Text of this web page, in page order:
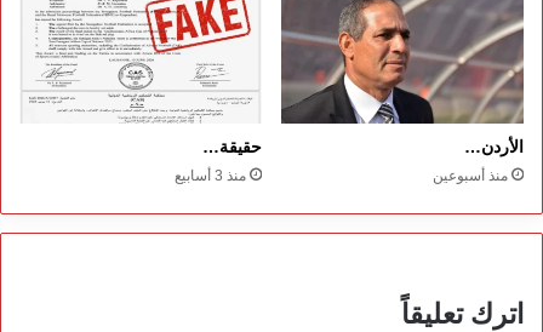
الأردن…
منذ أسبوعين
حقيقة…
منذ 3 أسابيع
اترك تعليقاً